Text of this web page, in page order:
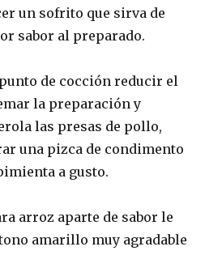
un sofrito que sirva de
sabor al preparado.
de cocción reducir el
la preparación y
las presas de pollo,
una pizca de condimento
a gusto.
arroz aparte de sabor le
amarillo muy agradable